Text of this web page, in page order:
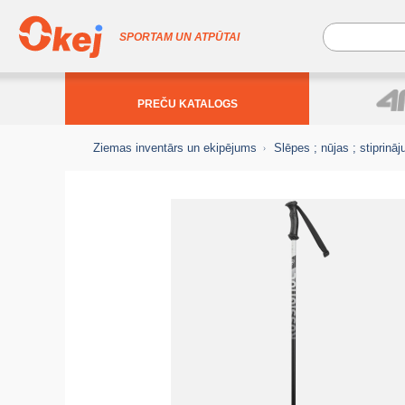
SPORTAM UN ATPŪTAI
PREČU KATALOGS
Ziemas inventārs un ekipējums Slēpes ; nūjas ;